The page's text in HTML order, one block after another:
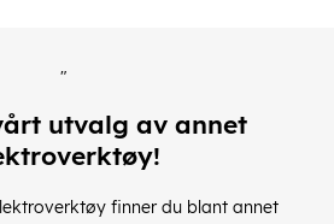
"
utvalg av annet
finner du blant annet